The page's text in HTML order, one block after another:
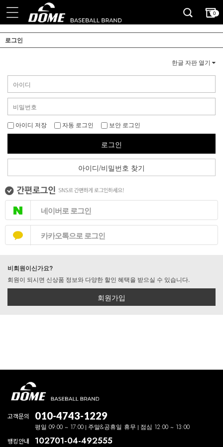
0
로그인
한글 자판 열기
아이디 저장 자동 로그인 보안 로그인
로그인
아이디/비밀번호 찾기
네이버로 로그인
카카오톡으로 로그인
비회원이신가요?
회원이 되시면 신상품 정보와 다양한 할인 혜택을 받으실 수 있습니다.
회원가입
고객문의 010-4743-1229
평일 09:00 ~ 17:00 주말&공휴일 휴무 점심 12:00 ~ 13:00
뱅킹안내 102701-04-492555